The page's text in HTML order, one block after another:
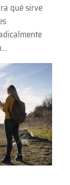
qué sirve